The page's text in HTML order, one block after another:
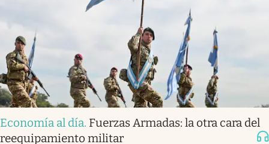
Economía al día. Fuerzas Armadas: la otra cara del
reequipamiento militar